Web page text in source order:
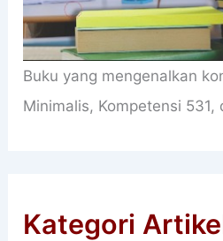
Buku yang mengenalkan
Minimalis, Kompetensi 531,
Kategori